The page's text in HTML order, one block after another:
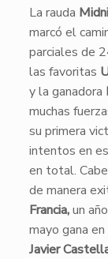
La rauda
marcó el
parciales de
las favoritas
y la ganadora
muchas
su primera
intentos en
en total.
de manera
Francia,un
mayo gana en
Javier